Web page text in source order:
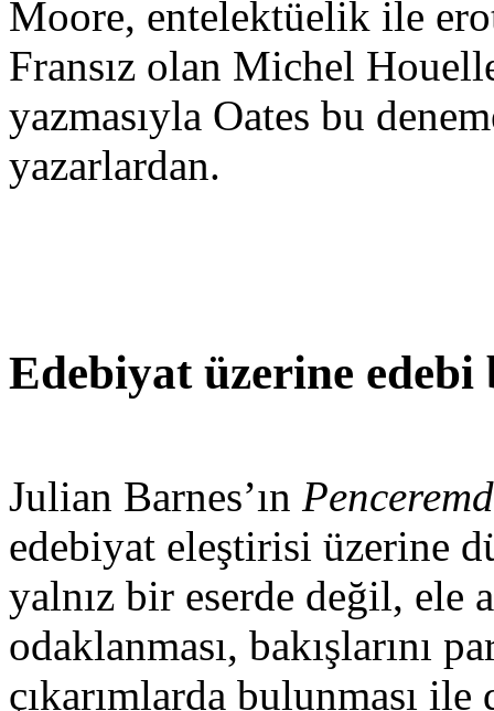
Moore, entelektüelik ile
Fransız olan Michel
yazmasıyla Oates bu
yazarlardan.
Edebiyat üzerine edebi
Julian Barnes’ın
edebiyat eleştirisi üzerine
yalnız bir eserde değil, ele
odaklanması, bakışlarını
çıkarımlarda bulunması